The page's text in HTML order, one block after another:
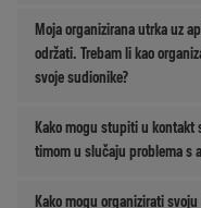
Moja organizirana utrka uz
održati. Trebam li kao
svoje sudionike?
Kako mogu stupiti u kontakt
timom u slučaju problema s
Kako mogu organizirati